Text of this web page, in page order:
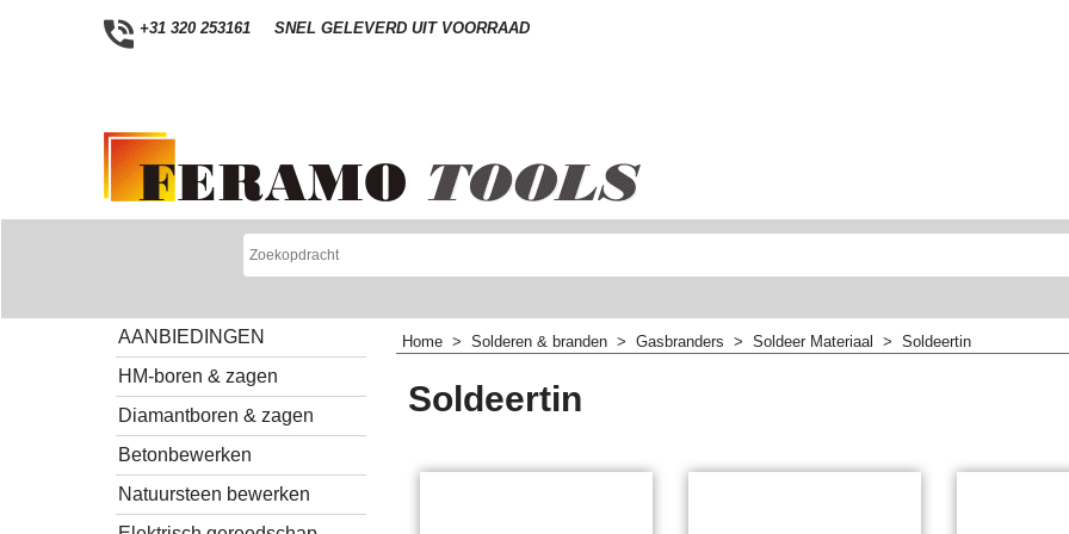
+31 320 253161 SNEL GELEVERD UIT VOORRAAD
AANBIEDINGEN
HM-boren & zagen
Diamantboren & zagen
Betonbewerken
Natuursteen bewerken
Home > Solderen & branden > Gasbranders > Soldeer Materiaal > Soldeertin
Soldeertin